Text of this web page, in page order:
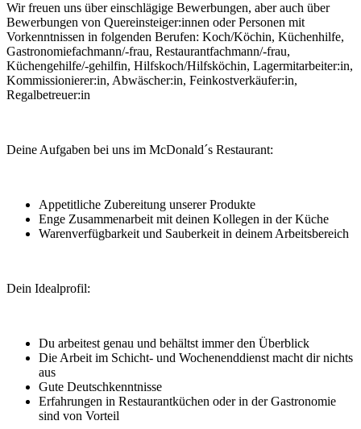
Wir freuen uns über einschlägige Bewerbungen, aber auch über
Bewerbungen von Quereinsteiger:innen oder Personen mit
Vorkenntnissen in folgenden Berufen: Koch/Köchin, Küchenhilfe,
Gastronomiefachmann/-frau, Restaurantfachmann/-frau,
Küchengehilfe/-gehilfin, Hilfskoch/Hilfsköchin, Lagermitarbeiter:in,
Kommissionierer:in, Abwäscher:in, Feinkostverkäufer:in,
Regalbetreuer:in
Deine Aufgaben bei uns im McDonald´s Restaurant:
Appetitliche Zubereitung unserer Produkte
Enge Zusammenarbeit mit deinen Kollegen in der Küche
Warenverfügbarkeit und Sauberkeit in deinem Arbeitsbereich
Dein Idealprofil:
Du arbeitest genau und behältst immer den Überblick
Die Arbeit im Schicht- und Wochenenddienst macht dir nichts
aus
Gute Deutschkenntnisse
Erfahrungen in Restaurantküchen oder in der Gastronomie
sind von Vorteil